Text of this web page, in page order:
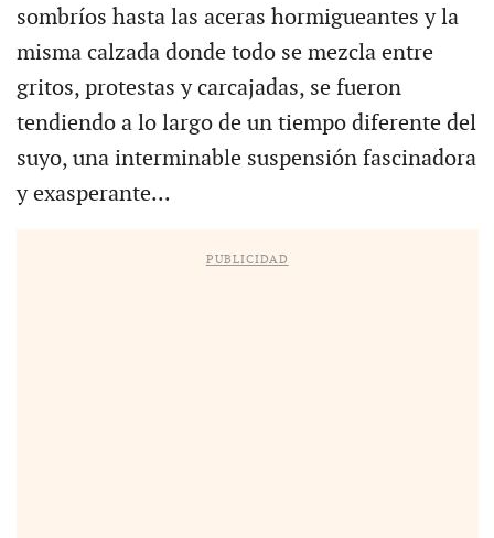
sombríos hasta las aceras hormigueantes y la
misma calzada donde todo se mezcla entre
gritos, protestas y carcajadas, se fueron
tendiendo a lo largo de un tiempo diferente del
suyo, una interminable suspensión fascinadora
y exasperante...
PUBLICIDAD